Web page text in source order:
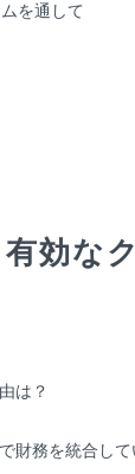
を通して
効な
は？
財務を統合し